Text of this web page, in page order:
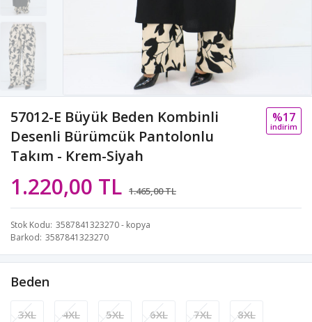
57012-E Büyük Beden Kombinli
Desenli Bürümcük Pantolonlu
Takım - Krem-Siyah
1.220,00 TL 1.465,00 TL
%17
i̇ndi̇ri̇m
Stok Kodu 3587841323270 - kopya
Barkod 3587841323270
Beden
3XL 4XL 5XL 6XL 7XL 8XL